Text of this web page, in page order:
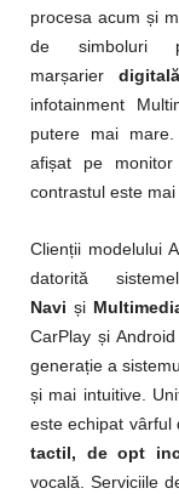
procesa acum și
de simboluri
marșarier digitală
infotainment
putere mai
afișat pe
contrastul este
Clienții modelului
datorită
Navi și
CarPlay și
generație a
și mai intuitive.
este echipat vârful
tactil, de opt
vocală. Serviciile